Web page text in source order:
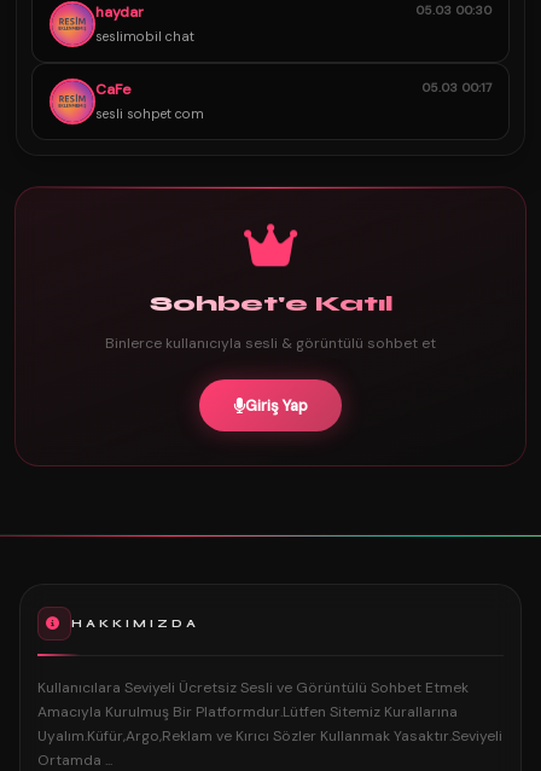
haydar
seslimobil chat
05.03 00:30
CaFe
sesli sohpet com
05.03 00:17
Sohbet'e Katıl
Binlerce kullanıcıyla sesli & görüntülü sohbet et
Giriş Yap
HAKKIMIZDA
Kullanıcılara Seviyeli Ücretsiz Sesli ve Görüntülü Sohbet Etmek
Amacıyla Kurulmuş Bir Platformdur.Lütfen Sitemiz Kurallarına
Uyalım.Küfür,Argo,Reklam ve Kırıcı Sözler Kullanmak Yasaktır.Seviyeli
Ortamda ...